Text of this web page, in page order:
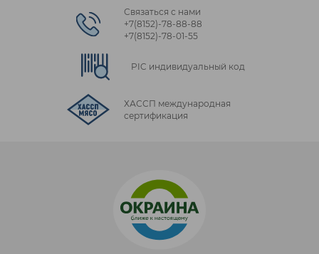
Связаться с нами
+7(8152)‑78‑88‑88
+7(8152)‑78‑01‑55
PIC индивидуальный код
ХАССП международная
сертификация